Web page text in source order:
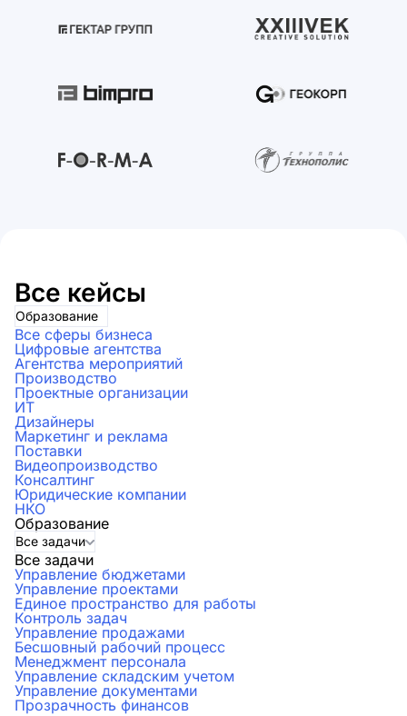
Все кейсы
Образование
Все сферы бизнеса
Цифровые агентства
Агентства мероприятий
Производство
Проектные организации
ИТ
Дизайнеры
Маркетинг и реклама
Поставки
Видеопроизводство
Консалтинг
Юридические компании
НКО
Образование
Все задачи
Все задачи
Управление бюджетами
Управление проектами
Единое пространство для работы
Контроль задач
Управление продажами
Бесшовный рабочий процесс
Менеджмент персонала
Управление складским учетом
Управление документами
Прозрачность финансов